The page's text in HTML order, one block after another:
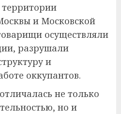
и Московской
осуществляли
разрушали
и
оккупантов.
не только
но и